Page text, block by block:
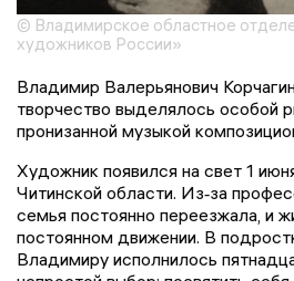
© Владимирское областное
художников России»
Владимир Валерьянович
творчество выделялось особой
пронизанной музыкой
Художник появился на свет 1
Читинской области. Из‑за
семья постоянно переезжала, и
постоянном движении. В
Владимиру исполнилось